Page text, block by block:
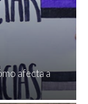
afecta a